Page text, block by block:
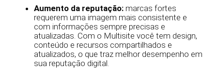
Aumento da reputação: marcas fortes
requerem uma imagem mais consistente e
com informações sempre precisas e
atualizadas. Com o Multisite você tem design,
conteúdo e recursos compartilhados e
atualizados, o que traz melhor desempenho em
sua reputação digital.